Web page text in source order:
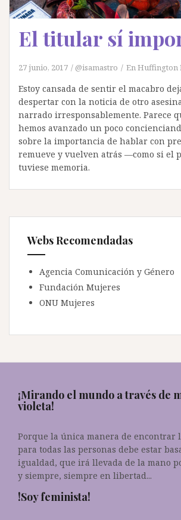
El titular sí
27 junio, 2017 @isamastro En Huffington
Estoy cansada de sentir el macabro
despertar con la noticia de otro
narrado irresponsablemente. Parece
hemos avanzado un poco
sobre la importancia de hablar con
remueve y vuelven atrás —como si el
tuviese memoria.
Webs Recomendadas
Agencia Comunicación y Género
Fundación Mujeres
ONU Mujeres
¡Mirando el mundo a través de
violeta!
Porque la única manera de encontrar
para todas las personas debe estar
igualdad, que irá llevada de la mano
y siempre, siempre en libertad...
!Soy feminista!